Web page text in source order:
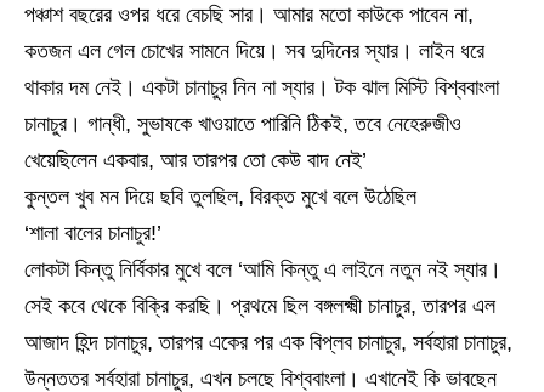
পঞ্চাশ বছরের ওপর ধরে বেচছি সার। আমার মতো কাউকে পাবেন না,
কতজন এল গেল চোখের সামনে দিয়ে। সব দুদিনের স্যার। লাইন ধরে
থাকার দম নেই। একটা চানাচুর নিন না স্যার। টক ঝাল মিস্টি বিশ্ববাংলা
চানাচুর। গান্ধী, সুভাষকে খাওয়াতে পারিনি ঠিকই, তবে নেহেরুজীও
খেয়েছিলেন একবার, আর তারপর তো কেউ বাদ নেই’
কুন্তল খুব মন দিয়ে ছবি তুলছিল, বিরক্ত মুখে বলে উঠেছিল
‘শালা বালের চানাচুর!’
লোকটা কিন্তু নির্বিকার মুখে বলে ‘আমি কিন্তু এ লাইনে নতুন নই স্যার।
সেই কবে থেকে বিক্রি করছি। প্রথমে ছিল বঙ্গলক্ষ্মী চানাচুর, তারপর এল
আজাদ হিন্দ চানাচুর, তারপর একের পর এক বিপ্লব চানাচুর, সর্বহারা চানাচুর,
উন্নততর সর্বহারা চানাচুর, এখন চলছে বিশ্ববাংলা। এখানেই কি ভাবছেন